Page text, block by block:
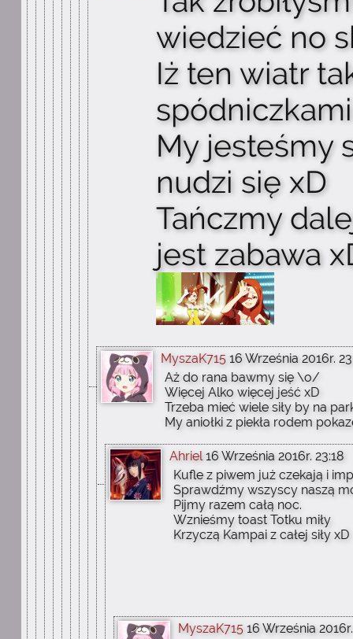
wiedzieć no
Iż ten wiatr
My jesteśmy
nudzi się xD
Tańczmy
jest zabawa
MyszaK715 16 Września 2016r.
Aż do rana bawmy się \o/
Więcej Alko więcej jeść xD
Trzeba mieć wiele siły by na
My aniołki z piekła rodem
Ahriel 16 Września 2016r. 23:18
Kufle z piwem już czekają i
Sprawdźmy wszyscy naszą
Pijmy razem całą noc.
Wznieśmy toast Totku miły
Krzyczą Kampai z całej siły xD
MyszaK715 16 Września